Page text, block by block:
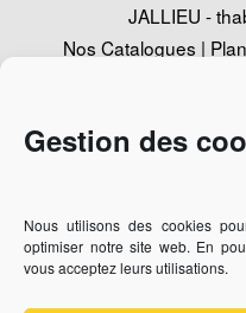
Gestion des
Nous utilisons des cookies
optimiser notre site web. En
vous acceptez leurs utilisations.
JALLIEU -
Nos Catalogues |
Vous recherchez un
Vous êtes bijoutier